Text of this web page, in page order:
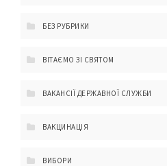
БЕЗ РУБРИКИ
ВІТАЄМО ЗІ СВЯТОМ
ВАКАНСІЇ ДЕРЖАВНОЇ СЛУЖБИ
ВАКЦИНАЦІЯ
ВИБОРИ